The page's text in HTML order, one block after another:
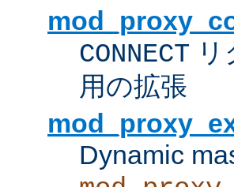
CONNECT
用の拡張
Dynamic